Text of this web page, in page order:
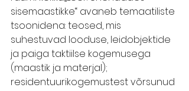
sisemaastikke“ avaneb temaatiliste
tsoonidena: teosed, mis
suhestuvad looduse, leidobjektide
ja paiga taktiilse kogemusega
(maastik ja materjal);
residentuurikogemustest võrsunud